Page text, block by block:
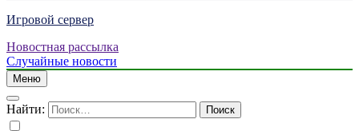
Игровой сервер
Новостная рассылка
Случайные новости
Меню
Найти: